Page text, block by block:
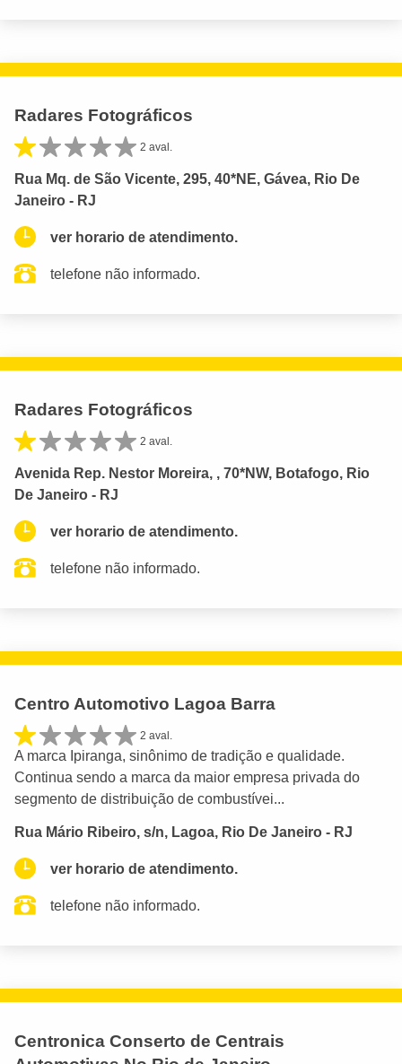
Radares Fotográficos
2 aval.
Rua Mq. de São Vicente, 295, 40*NE, Gávea, Rio De
Janeiro - RJ
ver horario de atendimento.
telefone não informado.
Radares Fotográficos
2 aval.
Avenida Rep. Nestor Moreira, , 70*NW, Botafogo, Rio
De Janeiro - RJ
ver horario de atendimento.
telefone não informado.
Centro Automotivo Lagoa Barra
2 aval.
A marca Ipiranga, sinônimo de tradição e qualidade.
Continua sendo a marca da maior empresa privada do
segmento de distribuição de combustívei...
Rua Mário Ribeiro, s/n, Lagoa, Rio De Janeiro - RJ
ver horario de atendimento.
telefone não informado.
Centronica Conserto de Centrais